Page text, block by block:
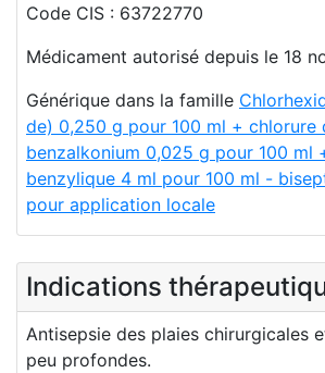
Code CIS : 63722770
Médicament autorisé depuis le 18
Générique dans la famille
de) 0,250 g pour 100 ml + chlorure
benzalkonium 0,025 g pour 100 ml
benzylique 4 ml pour 100 ml -
pour application locale
Indications
Antisepsie des plaies chirurgicales
peu profondes.